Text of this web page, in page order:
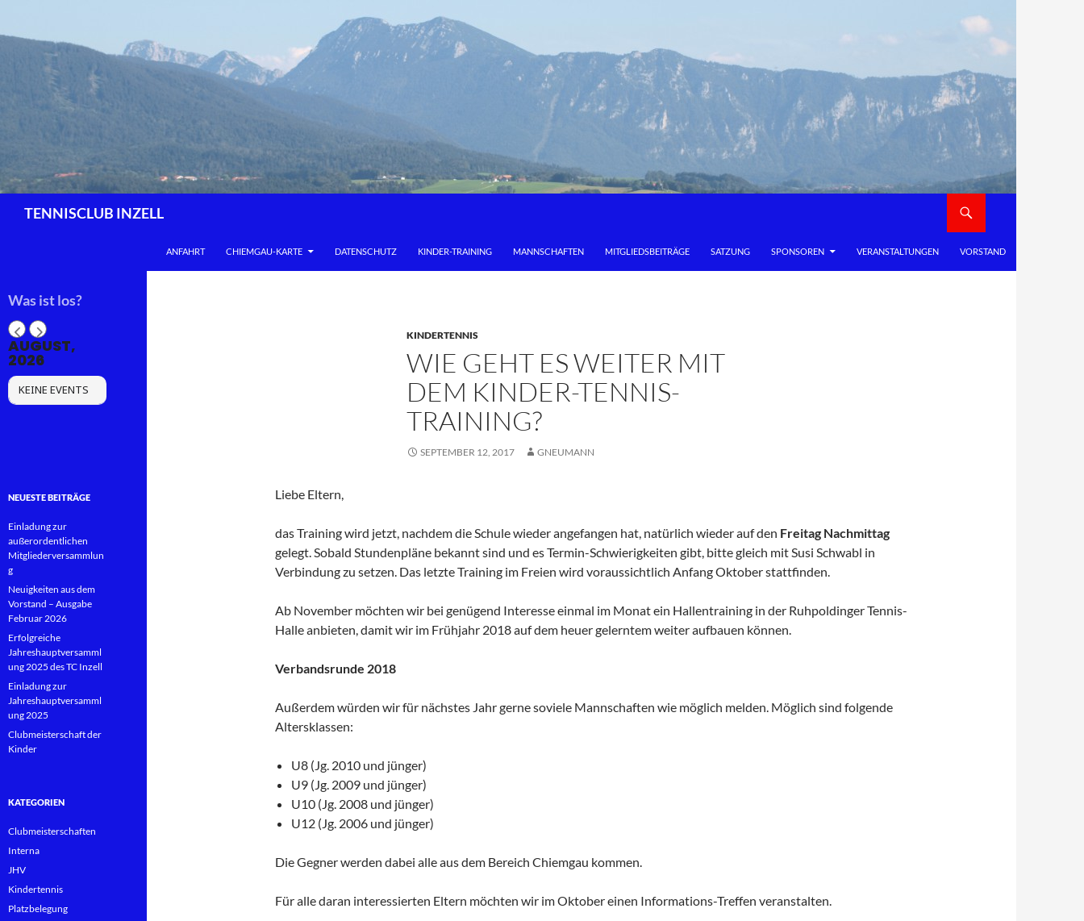
springen
TENNISCLUB INZELL
ANFAHRT CHIEMGAU-KARTE DATENSCHUTZ KINDER-TRAINING MANNSCHAFTEN MITGLIEDSBEITRÄGE SATZUNG SPONSOREN VERANSTALTUNGEN VORSTAND
KINDERTENNIS
WIE GEHT ES WEITER MIT
DEM KINDER-TENNIS-
TRAINING?
SEPTEMBER 12, 2017 GNEUMANN
Liebe Eltern,
das Training wird jetzt, nachdem die Schule wieder angefangen hat, natürlich wieder auf den Freitag Nachmittag
gelegt. Sobald Stundenpläne bekannt sind und es Termin-Schwierigkeiten gibt, bitte gleich mit Susi Schwabl in
Verbindung zu setzen. Das letzte Training im Freien wird voraussichtlich Anfang Oktober stattfinden.
Ab November möchten wir bei genügend Interesse einmal im Monat ein Hallentraining in der Ruhpoldinger Tennis-
Halle anbieten, damit wir im Frühjahr 2018 auf dem heuer gelerntem weiter aufbauen können.
Verbandsrunde 2018
Außerdem würden wir für nächstes Jahr gerne soviele Mannschaften wie möglich melden. Möglich sind folgende
Altersklassen:
U8 (Jg. 2010 und jünger)
U9 (Jg. 2009 und jünger)
U10 (Jg. 2008 und jünger)
U12 (Jg. 2006 und jünger)
Die Gegner werden dabei alle aus dem Bereich Chiemgau kommen.
Für alle daran interessierten Eltern möchten wir im Oktober einen Informations-Treffen veranstalten.
Was ist los?
AUGUST,
2026
KEINE EVENTS
NEUESTE BEITRÄGE
Einladung zur
außerordentlichen
Mitgliederversammlun
g
Neuigkeiten aus dem
Vorstand – Ausgabe
Februar 2026
Erfolgreiche
Jahreshauptversamml
ung 2025 des TC Inzell
Einladung zur
Jahreshauptversamml
ung 2025
Clubmeisterschaft der
Kinder
KATEGORIEN
Clubmeisterschaften
Interna
JHV
Kindertennis
Platzbelegung